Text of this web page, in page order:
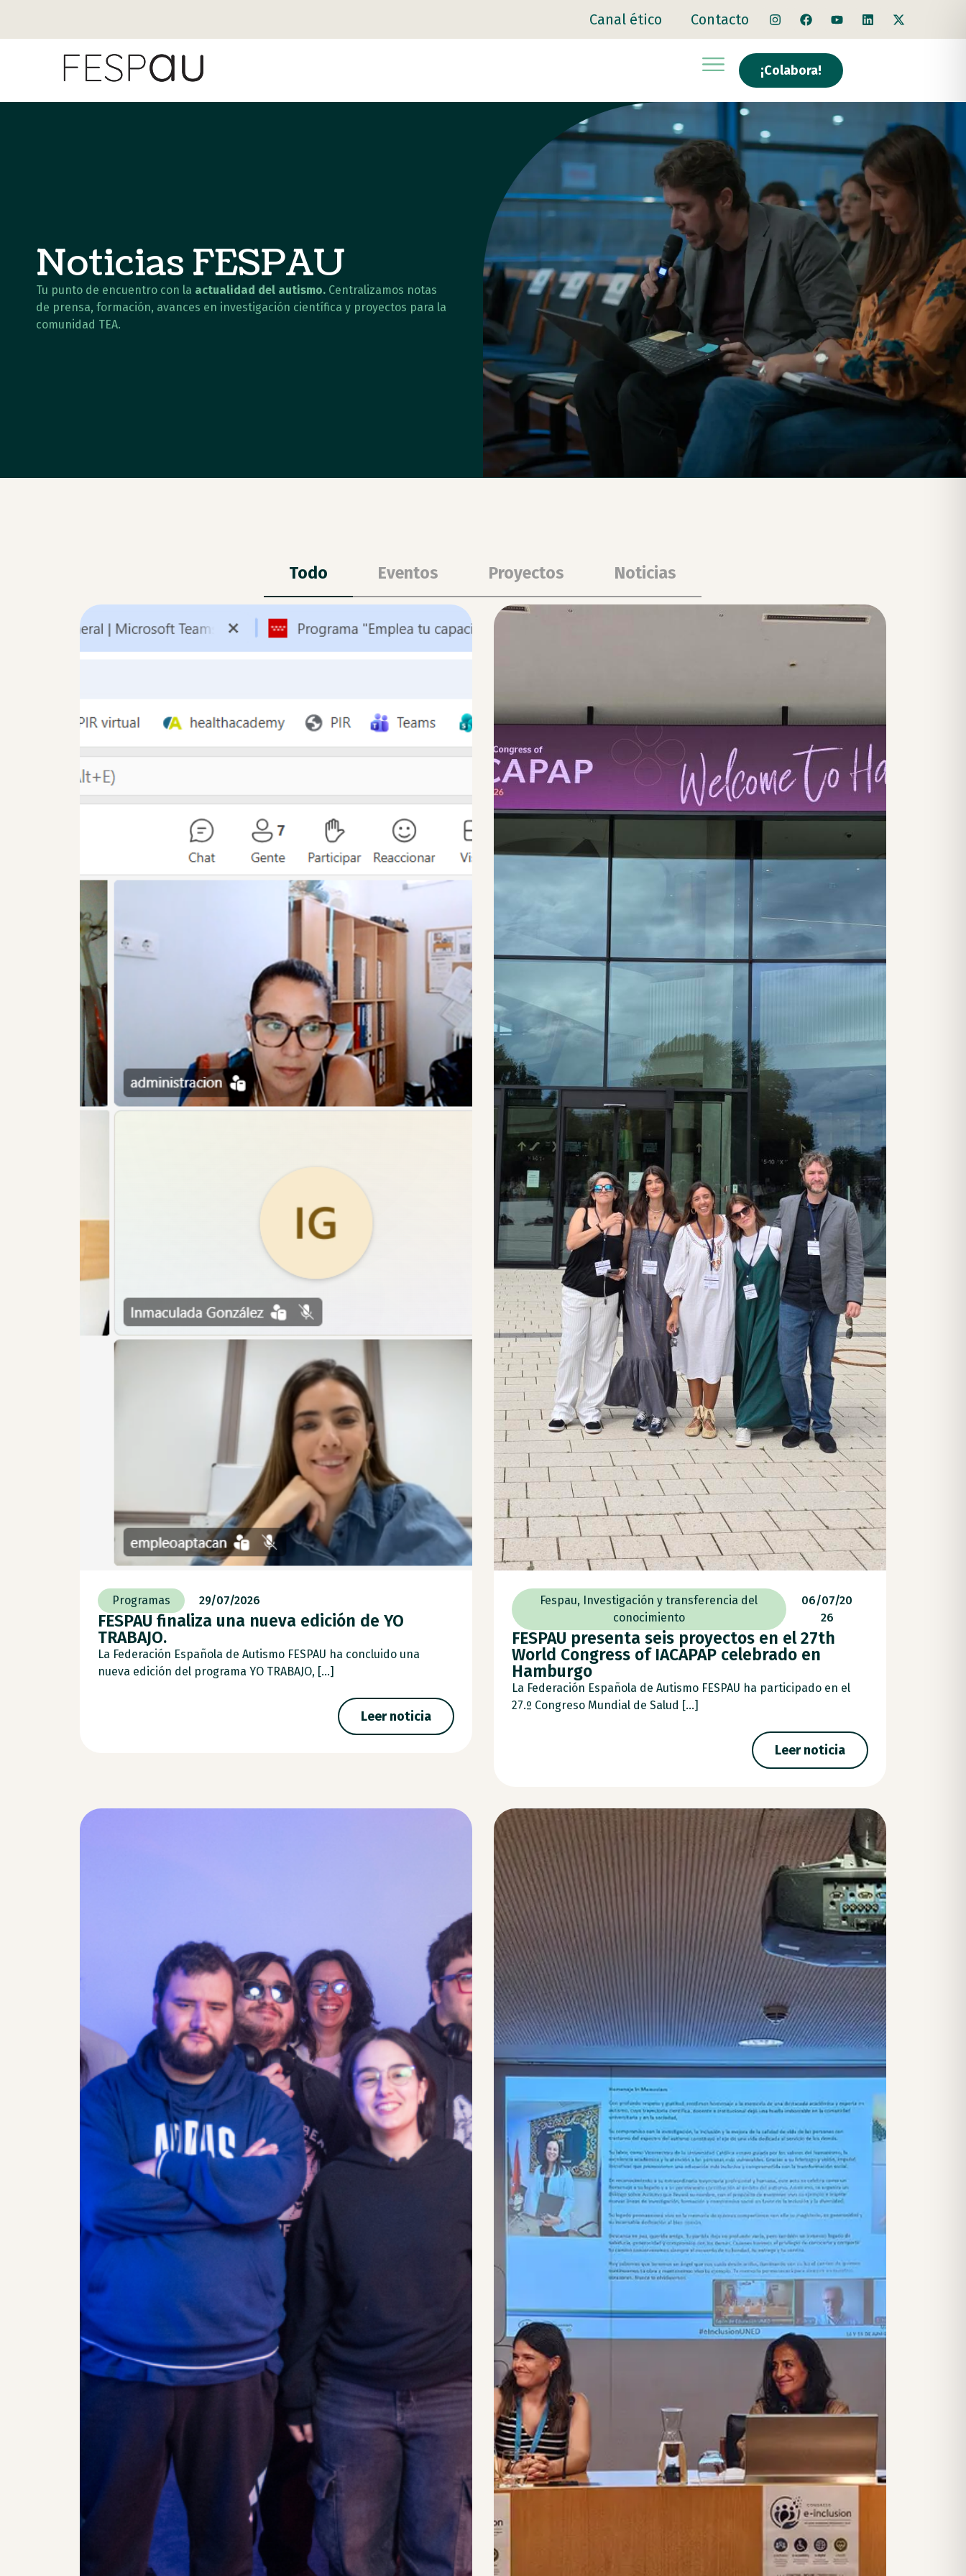
Canal ético Contacto
¡Colabora!
Noticias FESPAU
Tu punto de encuentro con la actualidad del autismo. Centralizamos notas
de prensa, formación, avances en investigación científica y proyectos para la
comunidad TEA.
Todo Eventos Proyectos Noticias
Programas 29/07/2026
FESPAU finaliza una nueva edición de YO
TRABAJO.
La Federación Española de Autismo FESPAU ha concluido una
nueva edición del programa YO TRABAJO, [...]
Leer noticia
Fespau, Investigación y transferencia del
conocimiento
06/07/20
26
FESPAU presenta seis proyectos en el 27th
World Congress of IACAPAP celebrado en
Hamburgo
La Federación Española de Autismo FESPAU ha participado en el
27.º Congreso Mundial de Salud [...]
Leer noticia